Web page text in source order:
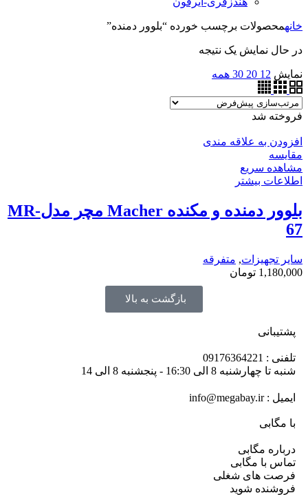
خانهمحصولات برچسب خورده “بلوور دمنده”
در حال نمایش یک نتیجه
نمایش 12
20
30 همه
فروخته شد
افزودن به علاقه مندی
مقایسه
مشاهده سریع
اطلاعات بیشتر
بلوور دمنده و مکنده Macher مچر مدلMR-
67
سایر تجهیزات, متفرقه
1,180,000 تومان
بازگشت به بالا
پشتیبانی
تلفنی : 09176364221
شنبه تا چهارشنبه 8 الی 16:30 - پنجشنبه 8 الی 14
ایمیل : info@megabay.ir
با مگابی
درباره مگابی
تماس با مگابی
فرصت های شغلی
فروشنده شوید